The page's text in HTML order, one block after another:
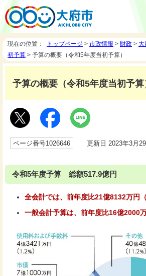
現在の位置： トップページ > 市政情報 > 財政 > 大
初予算 > 予算の概要（令和5年度当初予算）
予算の概要（令和5年度当初予算
ページ番号1026646 更新日 2023年3月29
令和5年度予算 総額517.9億円
全会計では、前年度比21億8132万円
一般会計予算は、前年度比16億2000